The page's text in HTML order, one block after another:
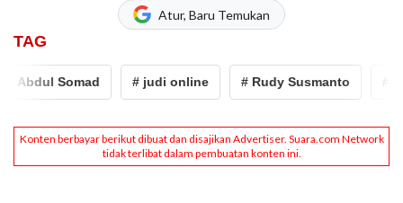
Atur, Baru Temukan
TAG
Abdul Somad # judi online # Rudy Susmanto # nu